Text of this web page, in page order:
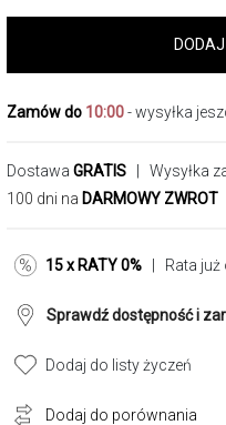
Zamów do 10:00- wysyłka
Dostawa GRATIS | Wysyłka
100 dni na DARMOWY ZWROT
15 x RATY 0% | Rata już
Sprawdź dostępność i
Dodaj do listy życzeń
Dodaj do porównania